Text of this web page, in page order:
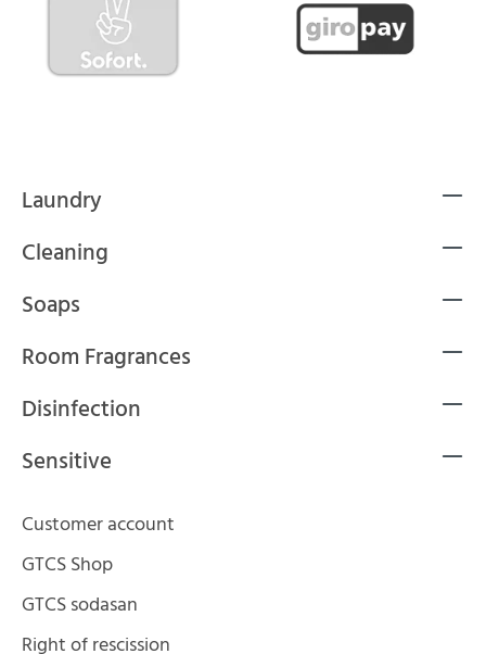
Laundry
Cleaning
Soaps
Room Fragrances
Disinfection
Sensitive
Customer account
GTCS Shop
GTCS sodasan
Right of rescission